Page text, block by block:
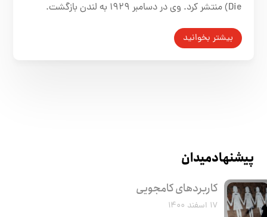
Die) منتشر کرد. وی در دسامبر ۱۹۲۹ به لندن بازگشت.
بیشتر بخوانید
پیشنهاد میدان
کاربرد‌های کامجویی
۱۷ اسفند ۱۴۰۰